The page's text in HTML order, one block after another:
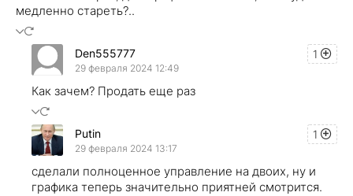
медленно стареть?..
1
Den555777
29 февраля 2024 12:49
Как зачем? Продать еще раз
1
Putin
29 февраля 2024 13:17
сделали полноценное управление на двоих, ну и
графика теперь значительно приятней смотрится.